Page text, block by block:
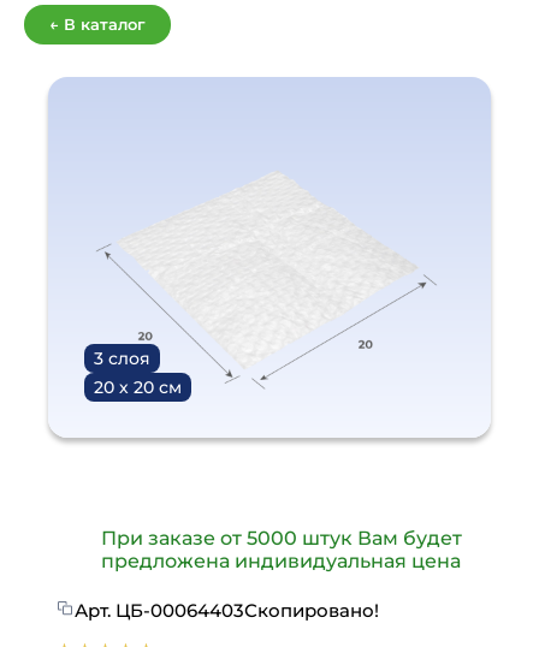
← В каталог
3 слоя
20 х 20 см
При заказе от 5000 штук Вам будет
предложена индивидуальная цена
Арт. ЦБ-00064403Скопировано!